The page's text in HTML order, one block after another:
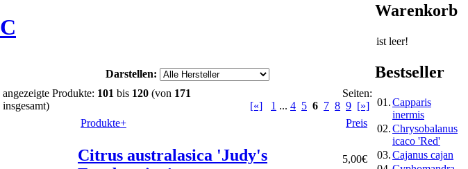
C
Darstellen:
angezeigte Produkte: 101 bis 120 (von 171
insgesamt)
Seiten:
[«]
1 ... 4 5 6 7 8 9 [»]
Produkte+
Preis
Citrus australasica 'Judy's
5,00€
Warenkorb
ist leer!
Bestseller
01.Capparis
inermis
02.Chrysobalanus
icaco 'Red'
03.Cajanus cajan